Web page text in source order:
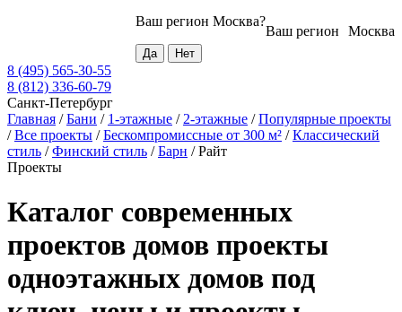
Москва
Ваш регион
Ваш регион Москва?
8 (495) 565-30-55
8 (812) 336-60-79
Санкт-Петербург
Главная /Бани / 1-этажные / 2-этажные /Популярные проекты
/Все проекты /Бескомпромиссные от 300 м² /Классический
стиль /Финский стиль /Барн /Райт
Проекты
Каталог современных
проектов домов проекты
одноэтажных домов под